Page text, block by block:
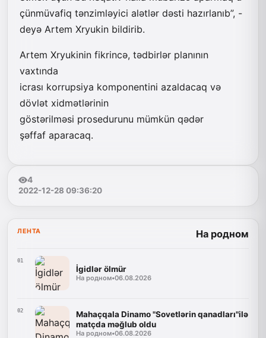
çünmüvafiq tənzimləyici alətlər dəsti hazırlanıb”, -
deyə Artem Xryukin bildirib.
Artem Xryukinin fikrincə, tədbirlər planının
vaxtında
icrası korrupsiya komponentini azaldacaq və
dövlət xidmətlərinin
göstərilməsi prosedurunu mümkün qədər
şəffaf aparacaq.
4
2022-12-28 09:36:20
ЛЕНТА На родном
01
İgidlər ölmür
На родном•06.08.2026
02
Mahaçqala Dinamo "Sovetlərin qanadları"ilə
matçda məğlub oldu
На родном•06.08.2026